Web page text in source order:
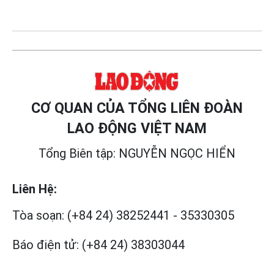
CƠ QUAN CỦA TỔNG LIÊN ĐOÀN
LAO ĐỘNG VIỆT NAM
Tổng Biên tập: NGUYỄN NGỌC HIỂN
Liên Hệ:
Tòa soạn: (+84 24) 38252441 - 35330305
Báo điện tử: (+84 24) 38303044